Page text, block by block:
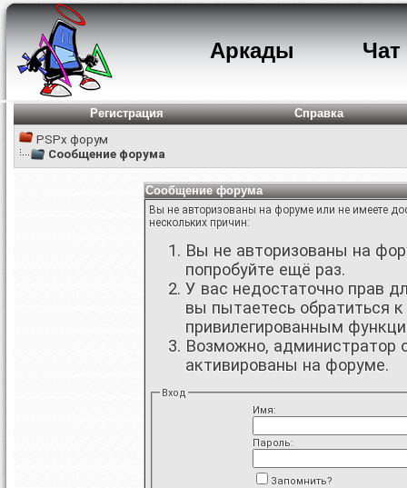
Аркады Чат
Регистрация
Справка
PSPx форум
Сообщение форума
Сообщение форума
Вы не авторизованы на форуме или не имеете
нескольких причин:
Вы не авторизованы на
попробуйте ещё раз.
У вас недостаточно прав
вы пытаетесь обратиться
привилегированным
Возможно, администратор
активированы на форуме.
Вход
Имя:
Пароль:
Запомнить?